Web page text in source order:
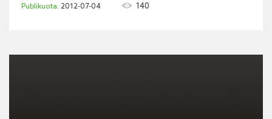
2012-07-04 140